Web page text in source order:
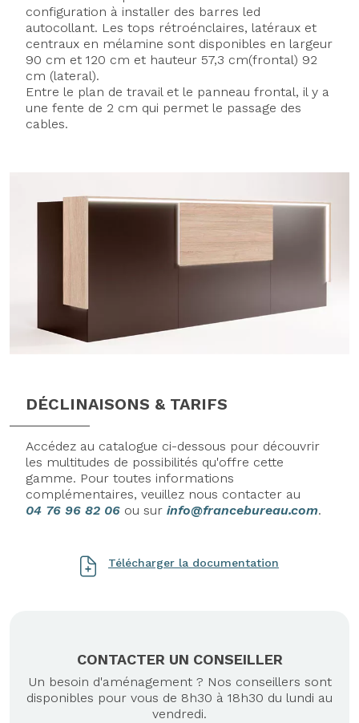
Axeptio consent
configuration à installer des barres led
autocollant. Les tops rétroénclaires, latéraux et
centraux en mélamine sont disponibles en largeur
90 cm et 120 cm et hauteur 57,3 cm(frontal) 92
cm (lateral).
Entre le plan de travail et le panneau frontal, il y a
une fente de 2 cm qui permet le passage des
cables.
DÉCLINAISONS & TARIFS
Accédez au catalogue ci-dessous pour découvrir
les multitudes de possibilités qu'offre cette
gamme. Pour toutes informations
complémentaires, veuillez nous contacter au
04 76 96 82 06 ou sur info@francebureau.com.
Télécharger la documentation
CONTACTER UN CONSEILLER
Un besoin d'aménagement ? Nos conseillers sont
disponibles pour vous de 8h30 à 18h30 du lundi au
vendredi.